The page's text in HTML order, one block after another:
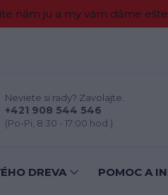
nám ju a my vám dáme
Neviete si rady? Zavolajte.
+421 908 544 546
(Po-Pi, 8:30 - 17:00 hod.)
DREVA POMOC A